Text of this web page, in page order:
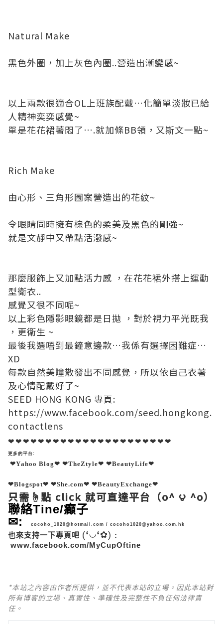
Natural Make
黑色外圈，加上灰色內圈..營造出漸變感~
以上兩款很適合OL 上班族配戴…化簡單淡妝已給
人精神奕奕感覺~
單是花花裙著悶了….就加條BB領，又斯文一點~
Rich Make
由心形、三角形圖案營造出的花紋~
令眼睛同時擁有棕色的柔美及黑色的剛強~
就是文靜中又帶點活潑感~
那麼服飾上又加點活力感 ， 在花花裙外搭上運動
型衛衣..
感覺又很不同呢~
以上彩色隱影眼鏡都是日拋 ，對於視力平光既我
，更衛生 ~
最後我選唔到最鐘意邊款…我係有選擇困難症…
XD
每款自然美瞳散發出不同感覺，所以依自己衣著
及心情配戴好了~
SEED HONG KONG 專頁:
https://www.facebook.com/seed.hongkong.
contactlens
❤❤❤❤❤❤❤❤❤❤❤❤❤❤❤❤❤❤❤❤❤❤
更多的平台:
❤Yahoo Blog❤ ❤TheZtyle❤ ❤BeautyLife❤
❤Blogspot❤ ❤She.com❤ ❤BeautyExchange❤
只需☝點 click 就可直達平台 （o^ ౪ ^o）
聯絡Tine/癲子
✉: cocoho_1020@hotmail.com / cocoho1020@yahoo.com.hk
也來支持一下專頁吧 (❛◡❛✿) :
www.facebook.com/MyCupOftine
*本站之內容由作者所提供，並不代表本站的立場。因此本站對
所有博客的立場、真實性、準確性及完整性不負任何法律責
任。